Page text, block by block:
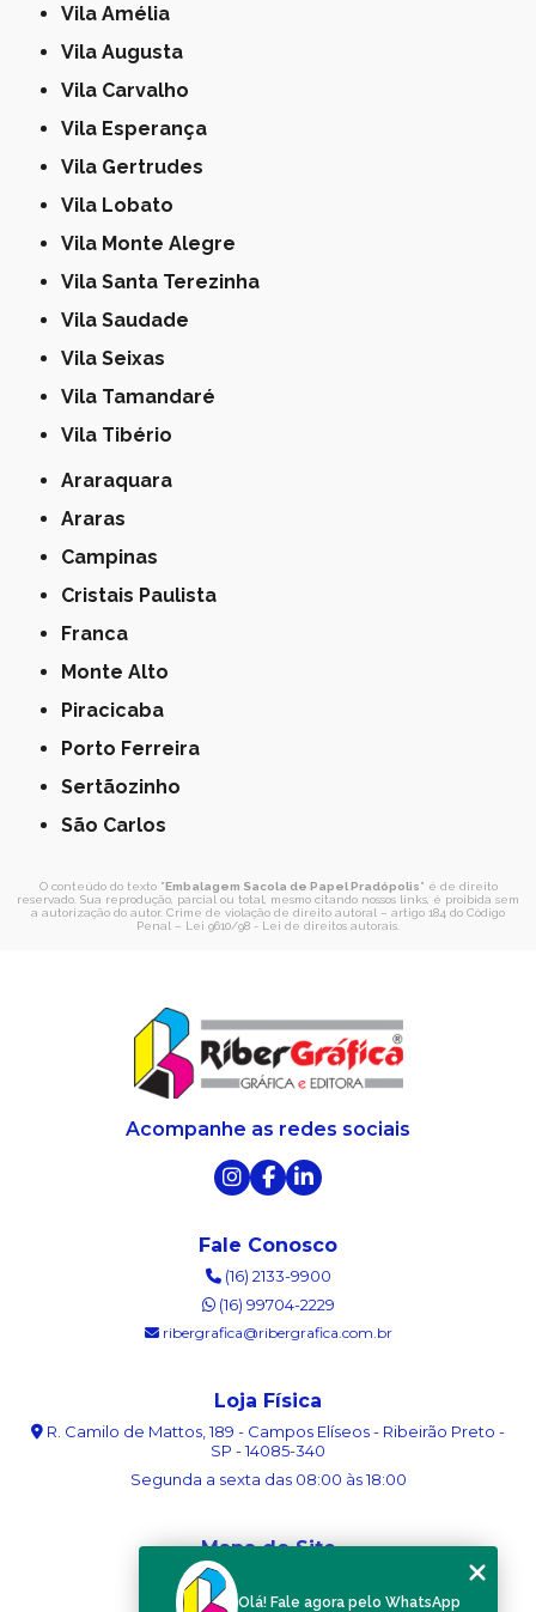
Vila Amélia
Vila Augusta
Vila Carvalho
Vila Esperança
Vila Gertrudes
Vila Lobato
Vila Monte Alegre
Vila Santa Terezinha
Vila Saudade
Vila Seixas
Vila Tamandaré
Vila Tibério
Araraquara
Araras
Campinas
Cristais Paulista
Franca
Monte Alto
Piracicaba
Porto Ferreira
Sertãozinho
São Carlos
O conteúdo do texto "Embalagem Sacola de Papel Pradópolis" é de direito
reservado. Sua reprodução, parcial ou total, mesmo citando nossos links, é proibida sem
a autorização do autor. Crime de violação de direito autoral – artigo 184 do Código
Penal – Lei 9610/98 - Lei de direitos autorais
Acompanhe as redes sociais
Fale Conosco
(16) 2133-9900
(16) 99704-2229
ribergrafica@ribergrafica.com.br
Loja Física
R. Camilo de Mattos, 189 - Campos Elíseos - Ribeirão Preto -
SP - 14085-340
Segunda a sexta das 08:00 às 18:00
Mapa do Site
Sobre nós
Olá! Fale agora pelo WhatsApp